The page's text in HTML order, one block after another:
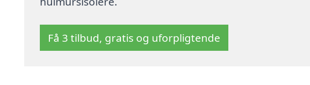
Få 3 tilbud, gratis og uforpligtende